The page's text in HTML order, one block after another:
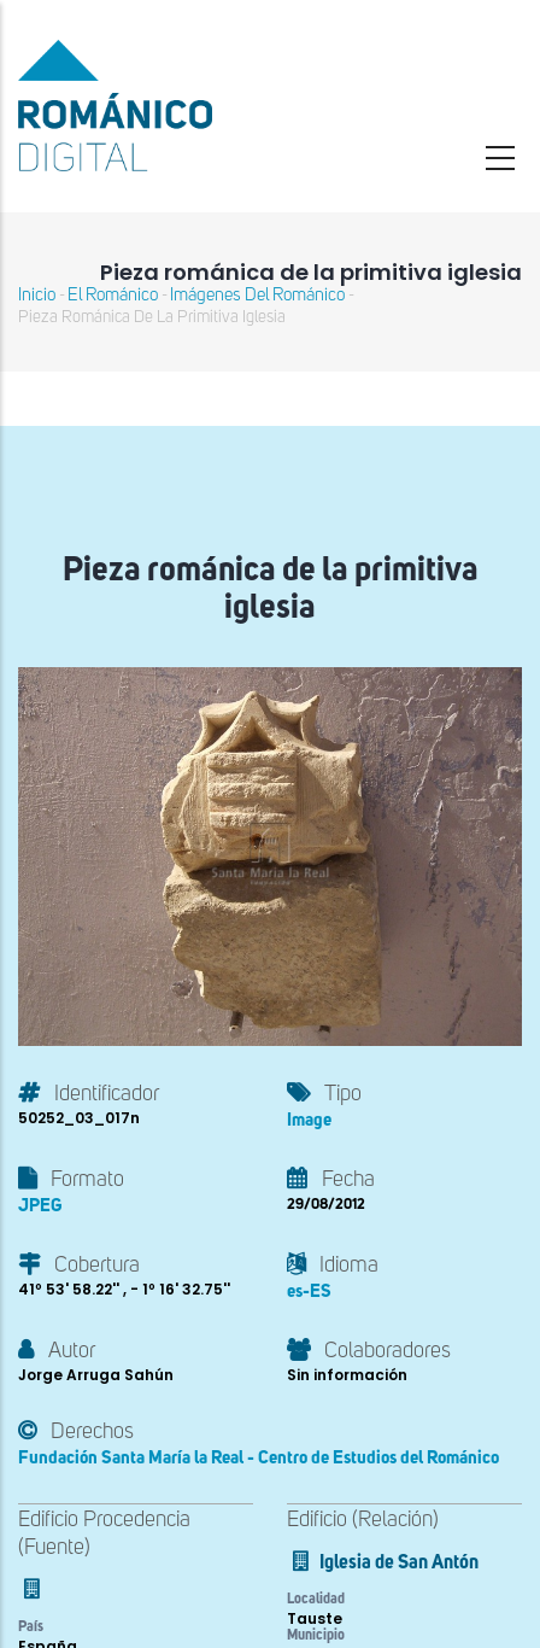
contenido
principal
Pieza románica de la primitiva iglesia
Sobrescribir
ayuda
Inicio - El Románico - Imágenes Del Románico -
Pieza Románica De La Primitiva Iglesia
Pieza románica de la primitiva
iglesia
Identificador
50252_03_017n
Tipo
Image
Formato
JPEG
Fecha
29/08/2012
Cobertura
41º 53' 58.22'' , - 1º 16' 32.75''
Idioma
es-ES
Autor
Jorge Arruga Sahún
Colaboradores
Sin información
Derechos
Fundación Santa María la Real - Centro de Estudios del Románico
Edificio Procedencia
(Fuente)
País
Edificio (Relación)
Iglesia de San Antón
Localidad
Tauste
Municipio